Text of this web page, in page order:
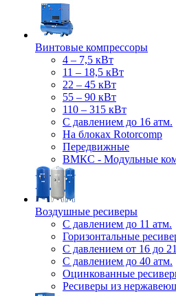
Винтовые компрессоры
4 – 7,5 кВт
11 – 18,5 кВт
22 – 45 кВт
55 – 90 кВт
110 – 315 кВт
С давлением до 16 атм.
На блоках Rotorcomp
Передвижные
ВМКС - Модульные
Воздушные ресиверы
С давлением до 11 атм.
Горизонтальные
С давлением от 16 до
С давлением до 40 атм.
Оцинкованные
Ресиверы из